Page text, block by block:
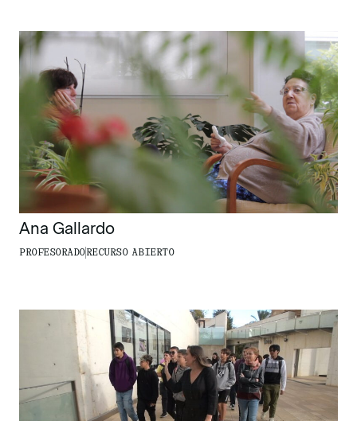
Ana Gallardo
PROFESORADORECURSO ABIERTO